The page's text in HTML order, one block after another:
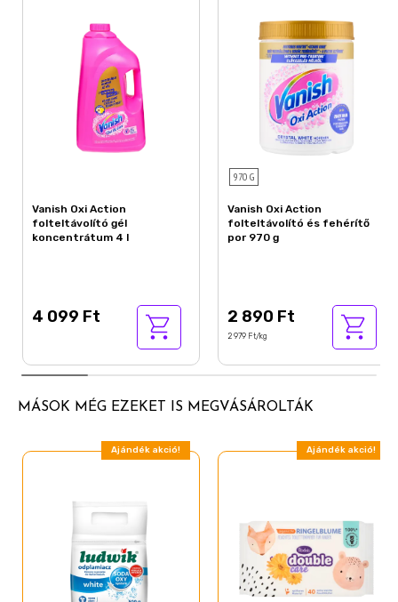
Vanish Oxi Action
folteltávolító gél
koncentrátum 4 l
4 099 Ft
970 G
Vanish Oxi Action
folteltávolító és fehérítő
por 970 g
2 890 Ft
2 979 Ft/kg
MÁSOK MÉG EZEKET IS MEGVÁSÁROLTÁK
Ajándék akció! Ajándék akció!